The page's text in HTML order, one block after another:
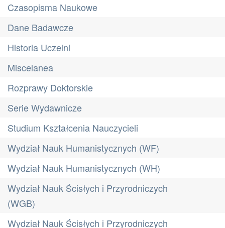
Czasopisma Naukowe
Dane Badawcze
Historia Uczelni
Miscelanea
Rozprawy Doktorskie
Serie Wydawnicze
Studium Kształcenia Nauczycieli
Wydział Nauk Humanistycznych (WF)
Wydział Nauk Humanistycznych (WH)
Wydział Nauk Ścisłych i Przyrodniczych
(WGB)
Wydział Nauk Ścisłych i Przyrodniczych